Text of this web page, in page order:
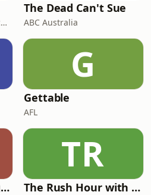
AGSM | UNSW Business School
The Dead Can't Sue
ABC Australia
G
Gettable
AFL
Mick in The Morning with Roo, Titus and Rosie
TR
The Rush Hour with JB & Billy